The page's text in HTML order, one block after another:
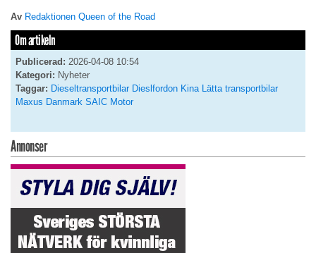
Av Redaktionen Queen of the Road
Om artikeln
Publicerad: 2026-04-08 10:54
Kategori: Nyheter
Taggar: Dieseltransportbilar Dieslfordon Kina Lätta transportbilar
Maxus Danmark SAIC Motor
Annonser